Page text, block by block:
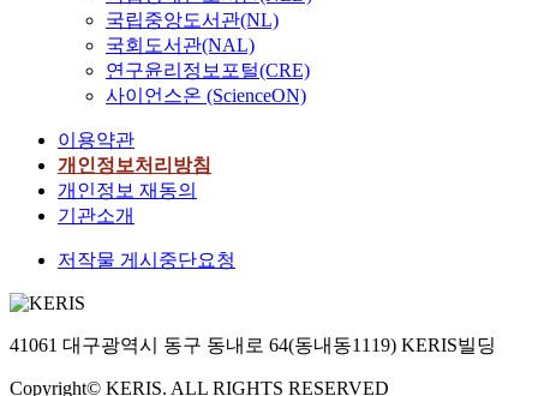
국립중앙도서관(NL)
국회도서관(NAL)
연구윤리정보포털(CRE)
사이언스온 (ScienceON)
이용약관
개인정보처리방침
개인정보 재동의
기관소개
저작물 게시중단요청
41061 대구광역시 동구 동내로 64(동내동1119) KERIS빌딩
Copyright© KERIS. ALL RIGHTS RESERVED